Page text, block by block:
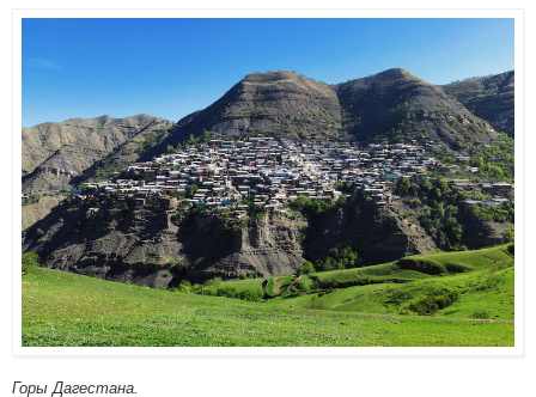
Горы Дагестана.